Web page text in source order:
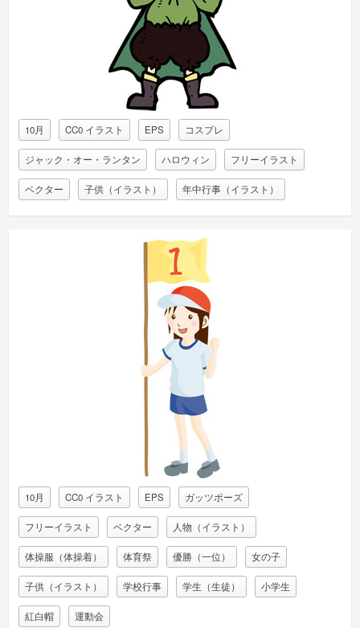
10月 CC0 イラスト EPS コスプレ
ジャック・オー・ランタン ハロウィン フリーイラスト
ベクター 子供（イラスト） 年中行事（イラスト）
10月 CC0 イラスト EPS ガッツポーズ
フリーイラスト ベクター 人物（イラスト）
体操服（体操着） 体育祭 優勝（一位） 女の子
子供（イラスト） 学校行事 学生（生徒） 小学生
紅白帽 運動会